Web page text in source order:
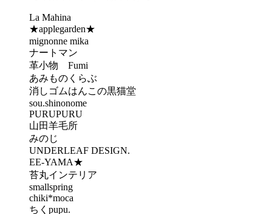
La Mahina
★applegarden★
mignonne mika
ナートマン
革小物 Fumi
あみものくらぶ
消しゴムはんこの黒猫堂
sou.shinonome
PURUPURU
山田羊毛所
みのじ
UNDERLEAF DESIGN.
EE-YAMA★
苔丸インテリア
smallspring
chiki*moca
ちくpupu.